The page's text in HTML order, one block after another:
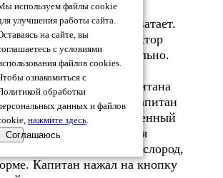
никак не может
в скафандре не хватает.
на полную редуктор
это помогает, но не сильно.
бы всё уже
- мелькает в голове капитана
анализатор воздуха, капитан
прибора, расположенный
левой руки, окружающая
для дыхания чистый кислород,
Капитан нажал на кнопку
используем файлы cookie
улучшения работы сайта.
на сайте, вы
с условиями
файлов cookies.
ознакомиться с
обработки
данных и файлов
нажмите здесь.
Соглашаюсь